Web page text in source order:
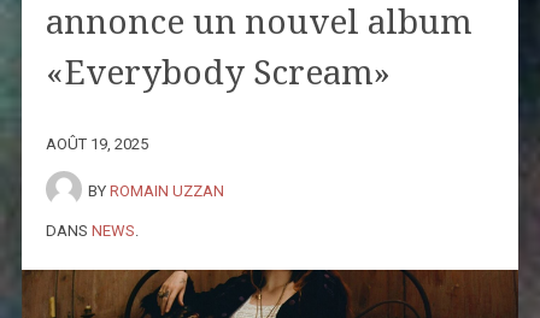
annonce un nouvel album
«Everybody Scream»
AOÛT 19, 2025
BY ROMAIN UZZAN
DANS NEWS